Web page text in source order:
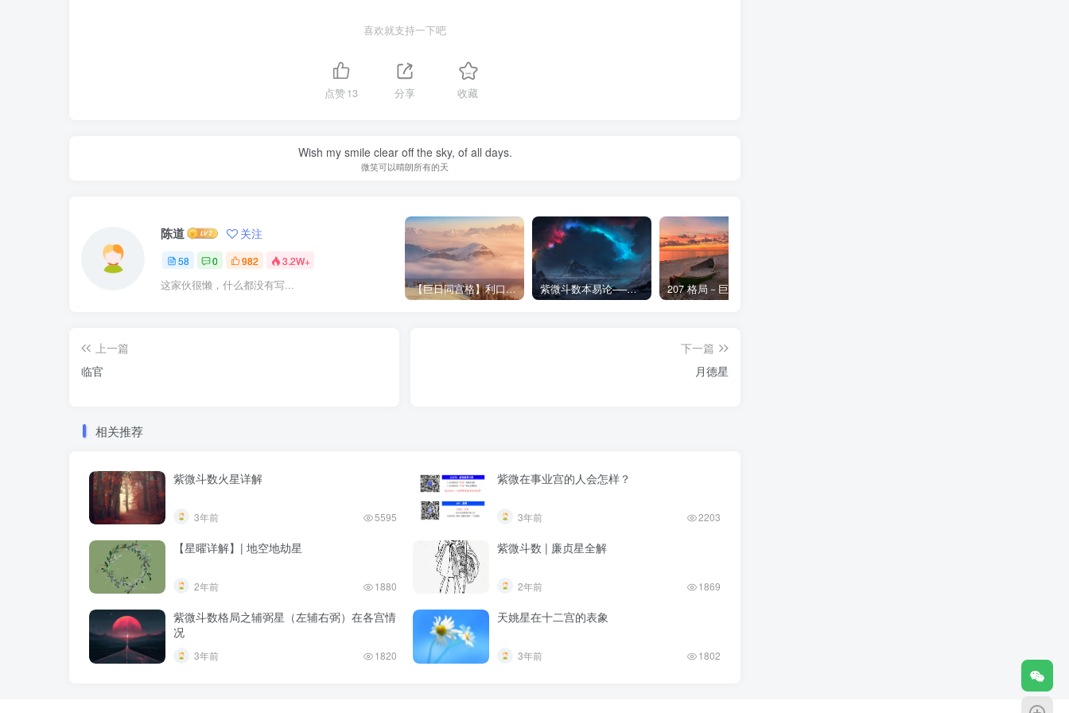
喜欢就支持一下吧
点赞13 分享 收藏
Wish my smile clear off the sky, of all days.
微笑可以晴朗所有的天
陈道 关注
58 0 982 3.2W+
这家伙很懒，什么都没有写... 【巨日同宫格】利口才-紫微斗数格局 紫微斗数本易论──续谈夫妻宫自化 207 格局－巨火擎羊格
上一篇
临官
下一篇
月德星
相关推荐
紫微斗数火星详解
3年前 5595
紫微在事业宫的人会怎样？
3年前 2203
【星曜详解】| 地空地劫星
2年前 1880
紫微斗数 | 廉贞星全解
2年前 1869
紫微斗数格局之辅弼星（左辅右弼）在各宫情
况
3年前 1820
天姚星在十二宫的表象
3年前 1802